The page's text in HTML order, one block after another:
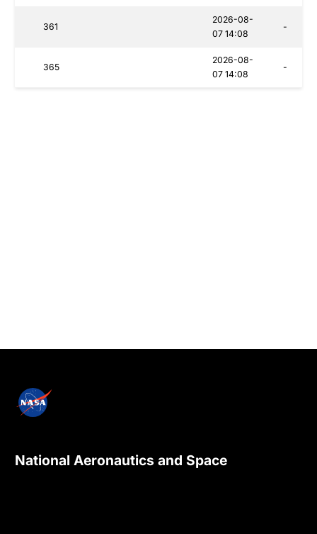
361
2026-08-
07 14:08
-
365
2026-08-
07 14:08
-
National Aeronautics and Space